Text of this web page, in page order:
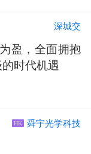
深城交
盈，全面拥抱
时代机遇
HK 舜宇光学科技